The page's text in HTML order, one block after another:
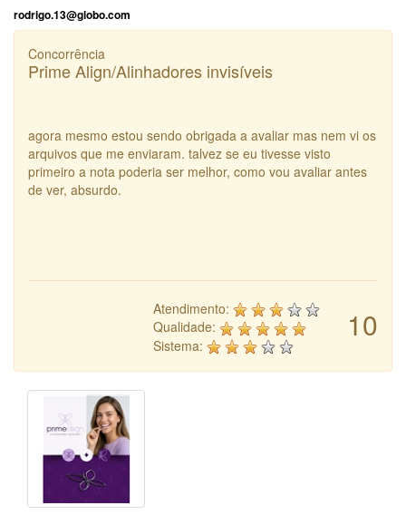
rodrigo.13@globo.com
Concorrência
Prime Align/Alinhadores invisíveis
agora mesmo estou sendo obrigada a avaliar mas nem vi os
arquivos que me enviaram. talvez se eu tivesse visto
primeiro a nota poderia ser melhor, como vou avaliar antes
de ver, absurdo.
10
Atendimento:
Qualidade:
Sistema: